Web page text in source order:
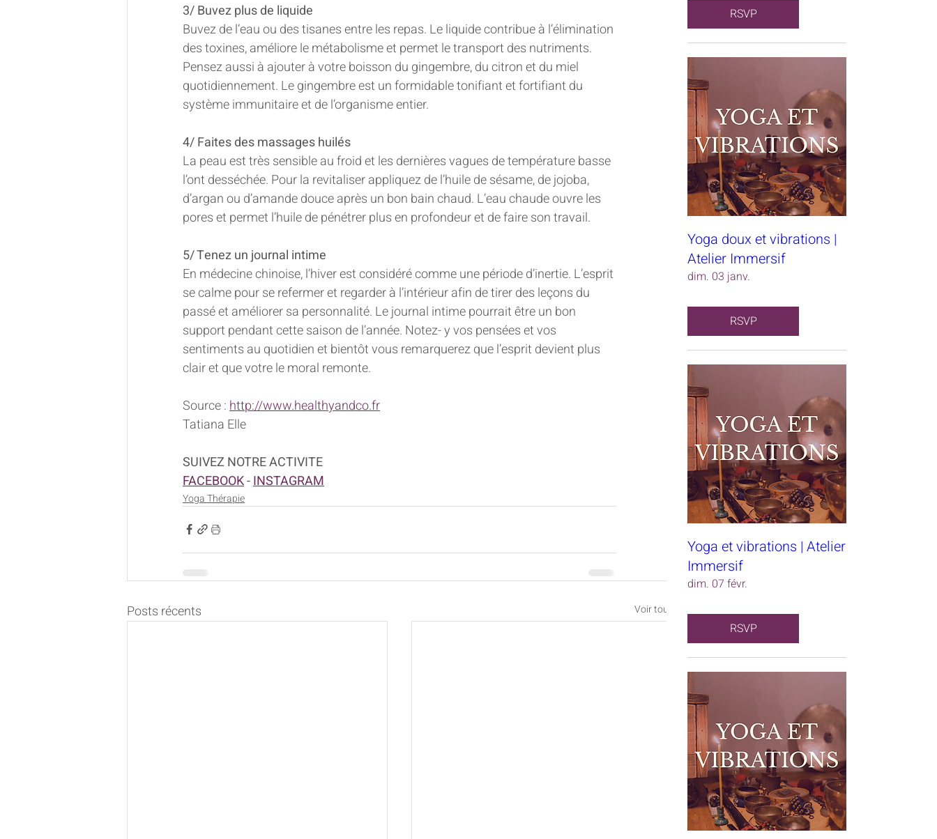
3/ Buvez plus de liquide
Buvez de l’eau ou des tisanes entre les repas. Le liquide contribue à l’élimination
des toxines, améliore le métabolisme et permet le transport des nutriments.
Pensez aussi à ajouter à votre boisson du gingembre, du citron et du miel
quotidiennement. Le gingembre est un formidable tonifiant et fortifiant du
système immunitaire et de l’organisme entier.
4/ Faites des massages huilés
La peau est très sensible au froid et les dernières vagues de température basse
l’ont desséchée. Pour la revitaliser appliquez de l’huile de sésame, de jojoba,
d’argan ou d’amande douce après un bon bain chaud. L’eau chaude ouvre les
pores et permet l’huile de pénétrer plus en profondeur et de faire son travail.
5/ Tenez un journal intime
En médecine chinoise, l’hiver est considéré comme une période d’inertie. L’esprit
se calme pour se refermer et regarder à l’intérieur afin de tirer des leçons du
passé et améliorer sa personnalité. Le journal intime pourrait être un bon
support pendant cette saison de l’année. Notez- y vos pensées et vos
sentiments au quotidien et bientôt vous remarquerez que l’esprit devient plus
clair et que votre le moral remonte.
Source : http://www.healthyandco.fr
Tatiana Elle
SUIVEZ NOTRE ACTIVITE
FACEBOOK-INSTAGRAM
Yoga Thérapie
Posts récents Voir tout
RSVP
Yoga doux et vibrations |
Atelier Immersif
dim. 03 janv.
RSVP
Yoga et vibrations | Atelier
Immersif
dim. 07 févr.
RSVP